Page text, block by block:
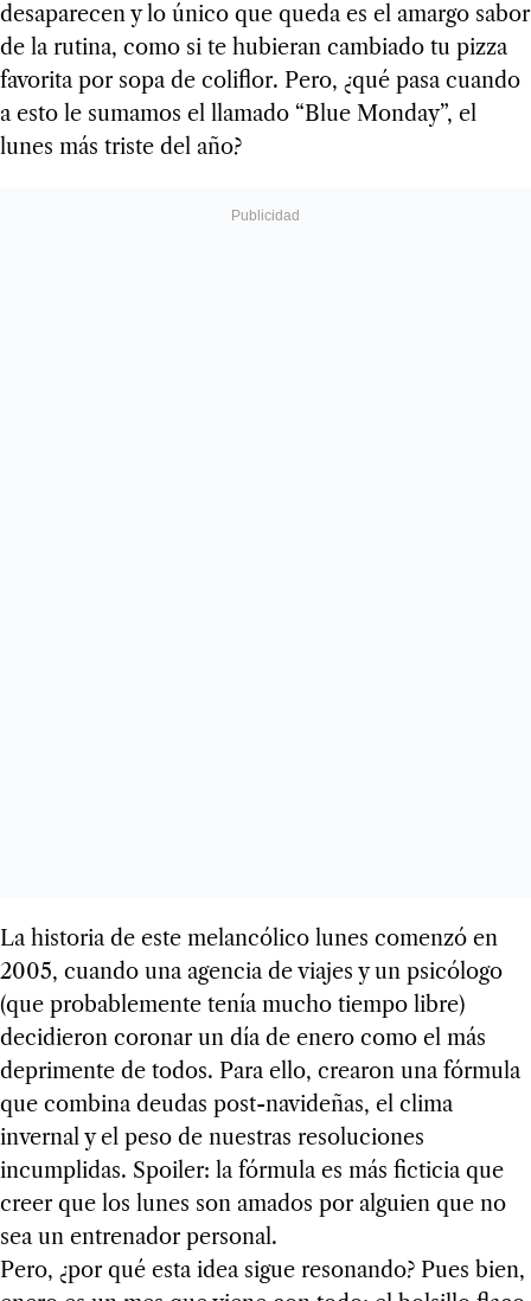
desaparecen y lo único que queda es el amargo sabor
de la rutina, como si te hubieran cambiado tu pizza
favorita por sopa de coliflor. Pero, ¿qué pasa cuando
a esto le sumamos el llamado “Blue Monday”, el
lunes más triste del año?
La historia de este melancólico lunes comenzó en
2005, cuando una agencia de viajes y un psicólogo
(que probablemente tenía mucho tiempo libre)
decidieron coronar un día de enero como el más
deprimente de todos. Para ello, crearon una fórmula
que combina deudas post-navideñas, el clima
invernal y el peso de nuestras resoluciones
incumplidas. Spoiler: la fórmula es más ficticia que
creer que los lunes son amados por alguien que no
sea un entrenador personal.
Pero, ¿por qué esta idea sigue resonando? Pues bien,